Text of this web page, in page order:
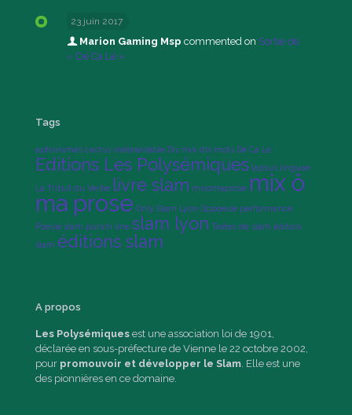
23 juin 2017
Marion Gaming Msp commented on Sortie de
« Dé Ca Lé »
Tags
aphorismes cactus inébranlable Dis moi dix mots Dé Ca Lé
Editions Les Polysémiques lapsus linguae
La Tribut du Verbe livre slam mixomaprose mix ô
ma prose Only Slam Lyon Oppoésie performance
Poésie slam punch line slam lyon Textes de slam édition
slam éditions slam
A propos
Les Polysémiques est une association loi de 1901,
déclarée en sous-préfecture de Vienne le 22 octobre 2002,
pour promouvoir et développer le Slam. Elle est une
des pionnières en ce domaine.